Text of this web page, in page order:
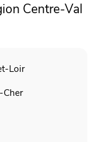
Centre-Val
Loir